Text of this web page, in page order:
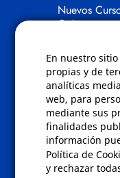
En nuestro
propias y de
analíticas
web, para
mediante sus
finalidades
información
Política de
y rechazar
Nuevos
Quienes
Políticas
Condiciones
Aviso de
Cookies
Bajas
Derecho de
Preguntas